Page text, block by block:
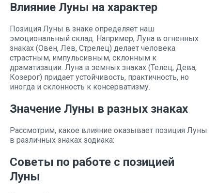
Влияние Луны на характер
Позиция Луны в знаке определяет наш
эмоциональный склад. Например, Луна в огненных
знаках (Овен, Лев, Стрелец) делает человека
страстным, импульсивным, склонным к
драматизации. Луна в земных знаках (Телец, Дева,
Козерог) придает устойчивость, практичность, но
иногда и склонность к консерватизму.
Значение Луны в разных знаках
Рассмотрим, какое влияние оказывает позиция Луны
в различных знаках зодиака:
Советы по работе с позицией
Луны